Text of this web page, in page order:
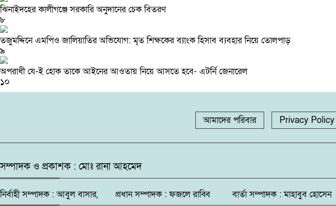
ঝিনাইদহের কালীগঞ্জে সরকারি অনুদানের চেক বিতরণ
৮
তজুমদ্দিনে এমপিও জালিয়াতির অভিযোগ: মৃত শিক্ষকের ব্যাংক হিসাব ব্যবহার নিয়ে তোলপাড়
৯
অপরাধী যে-ই হোক তাকে আইনের আওতায় নিয়ে আসতে হবে- এটর্নি জেনারেল
১০
আমাদের পরিবার Privacy Policy
সম্পাদক ও প্রকাশক : মোঃ রানা আহমেদ
নির্বাহী সম্পাদক : আবুল বাসার, প্রধান সম্পাদক : ফজলে রাব্বি বার্তা সম্পাদক : মাহাবুব হোসেন